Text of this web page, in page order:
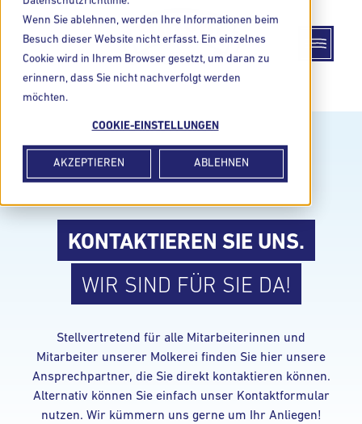
Wenn Sie ablehnen, werden Ihre Informationen beim
Besuch dieser Website nicht erfasst. Ein einzelnes
Cookie wird in Ihrem Browser gesetzt, um daran zu
erinnern, dass Sie nicht nachverfolgt werden
möchten.
COOKIE-EINSTELLUNGEN
AKZEPTIEREN ABLEHNEN
KONTAKTIEREN SIE UNS.
WIR SIND FÜR SIE DA!
Stellvertretend für alle Mitarbeiterinnen und
Mitarbeiter unserer Molkerei finden Sie hier unsere
Ansprechpartner, die Sie direkt kontaktieren können.
Alternativ können Sie einfach unser Kontaktformular
nutzen. Wir kümmern uns gerne um Ihr Anliegen!